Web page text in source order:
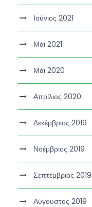
Ιούνιος 2021
Μάι 2021
Μάι 2020
Απρίλιος 2020
Δεκέμβριος 2019
Νοέμβριος 2019
Σεπτέμβριος 2019
Αύγουστος 2019